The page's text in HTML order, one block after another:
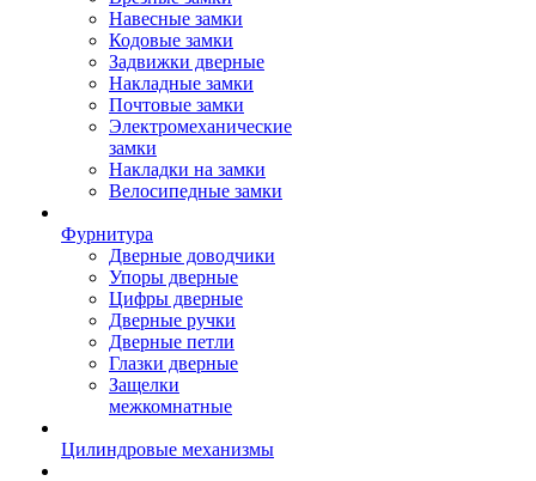
Навесные замки
Кодовые замки
Задвижки дверные
Накладные замки
Почтовые замки
Электромеханические
замки
Накладки на замки
Велосипедные замки
Фурнитура
Дверные доводчики
Упоры дверные
Цифры дверные
Дверные ручки
Дверные петли
Глазки дверные
Защелки
межкомнатные
Цилиндровые механизмы